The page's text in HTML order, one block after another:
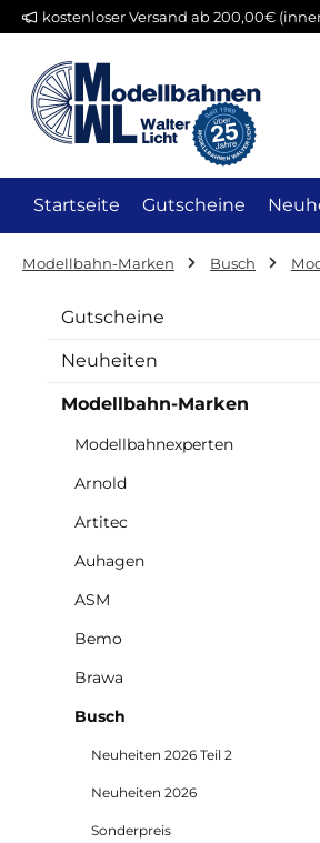
Hauptinhalt springen
Zur Suche springen
Zur Hauptnavigation springen
kostenloser Versand ab 200,00€
Startseite Gutscheine
Modellbahn-Marken Busch
Gutscheine
Neuheiten
Modellbahn-Marken
Modellbahnexperten
Arnold
Artitec
Auhagen
ASM
Bemo
Brawa
Busch
Neuheiten 2026 Teil 2
Neuheiten 2026
Sonderpreis